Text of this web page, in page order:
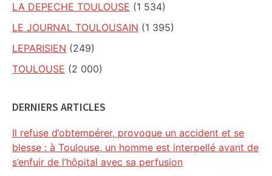
LA DEPECHE TOULOUSE (1 534)
LE JOURNAL TOULOUSAIN (1 395)
LEPARISIEN (249)
TOULOUSE (2 000)
DERNIERS ARTICLES
Il refuse d’obtempérer, provoque un accident et se
blesse : à Toulouse, un homme est interpellé avant de
s’enfuir de l’hôpital avec sa perfusion